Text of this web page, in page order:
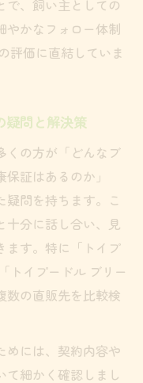
で、飼い主としての
やかなフォロー体制
評価に直結していま
疑問と解決策
くの方が「どんなブ
証はあるのか」
疑問を持ちます。こ
十分に話し合い、見
ます。特に「トイプ
トイプードル ブリー
数の直販先を比較検
めには、契約内容や
細かく確認しまし